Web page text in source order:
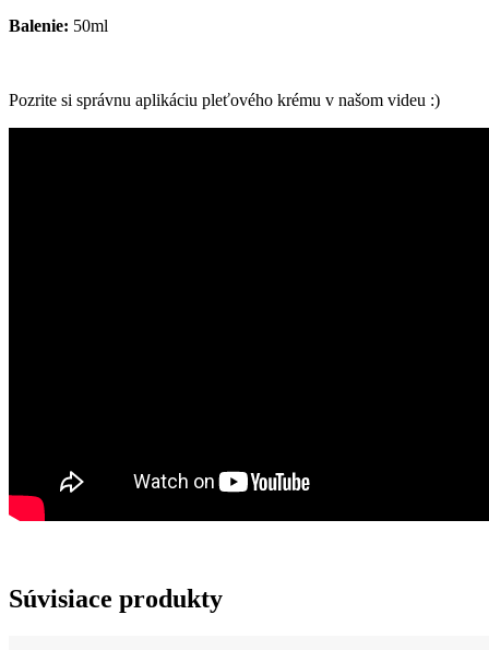
Balenie: 50ml
Pozrite si správnu aplikáciu pleťového krému v našom videu :)
Súvisiace produkty